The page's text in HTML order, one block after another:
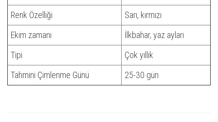
Renk Özelliği
Sarı, kırmızı
Ekim zamanı
İlkbahar, yaz ayları
Tipi
Çok yıllık
Tahmini Çimlenme Günü
25-30 gün